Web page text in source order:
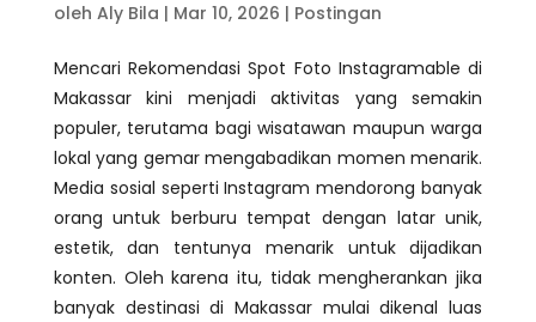
oleh Aly Bila | Mar 10, 2026 | Postingan
Mencari Rekomendasi Spot Foto Instagramable di
Makassar kini menjadi aktivitas yang semakin
populer, terutama bagi wisatawan maupun warga
lokal yang gemar mengabadikan momen menarik.
Media sosial seperti Instagram mendorong banyak
orang untuk berburu tempat dengan latar unik,
estetik, dan tentunya menarik untuk dijadikan
konten. Oleh karena itu, tidak mengherankan jika
banyak destinasi di Makassar mulai dikenal luas